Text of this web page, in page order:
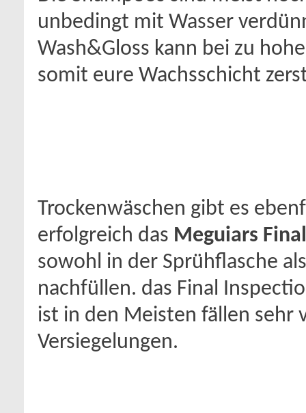
unbedingt mit Wasser
Wash&Gloss kann bei zu
somit eure Wachsschicht
Trockenwäschen gibt es
erfolgreich das Meguiars
sowohl in der Sprühflasche
nachfüllen. das Final
ist in den Meisten fällen sehr
Versiegelungen.